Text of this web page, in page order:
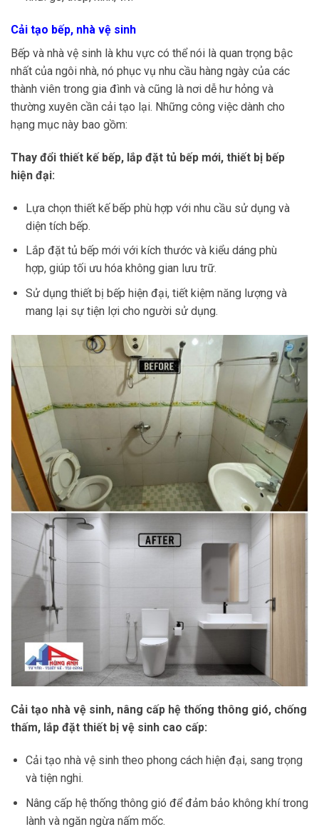
Cải tạo bếp, nhà vệ sinh
Bếp và nhà vệ sinh là khu vực có thể nói là quan trọng bậc
nhất của ngôi nhà, nó phục vụ nhu cầu hàng ngày của các
thành viên trong gia đình và cũng là nơi dễ hư hỏng và
thường xuyên cần cải tạo lại. Những công việc dành cho
hạng mục này bao gồm:
Thay đổi thiết kế bếp, lắp đặt tủ bếp mới, thiết bị bếp
hiện đại:
Lựa chọn thiết kế bếp phù hợp với nhu cầu sử dụng và
diện tích bếp.
Lắp đặt tủ bếp mới với kích thước và kiểu dáng phù
hợp, giúp tối ưu hóa không gian lưu trữ.
Sử dụng thiết bị bếp hiện đại, tiết kiệm năng lượng và
mang lại sự tiện lợi cho người sử dụng.
Cải tạo nhà vệ sinh, nâng cấp hệ thống thông gió, chống
thấm, lắp đặt thiết bị vệ sinh cao cấp:
Cải tạo nhà vệ sinh theo phong cách hiện đại, sang trọng
và tiện nghi.
Nâng cấp hệ thống thông gió để đảm bảo không khí trong
lành và ngăn ngừa nấm mốc.